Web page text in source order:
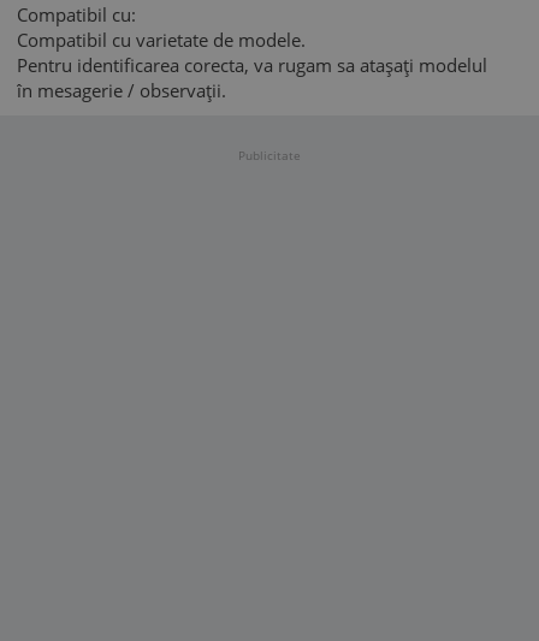
Compatibil cu:
Compatibil cu varietate de modele.
Pentru identificarea corecta, va rugam sa atașați modelul
în mesagerie / observații.
Publicitate